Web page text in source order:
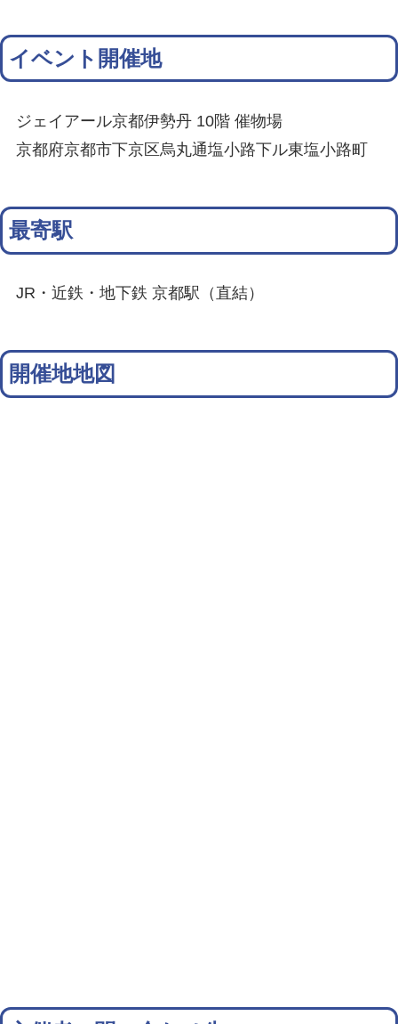
イベント開催地
ジェイアール京都伊勢丹 10階 催物場
京都府京都市下京区烏丸通塩小路下ル東塩小路町
最寄駅
JR・近鉄・地下鉄 京都駅（直結）
開催地地図